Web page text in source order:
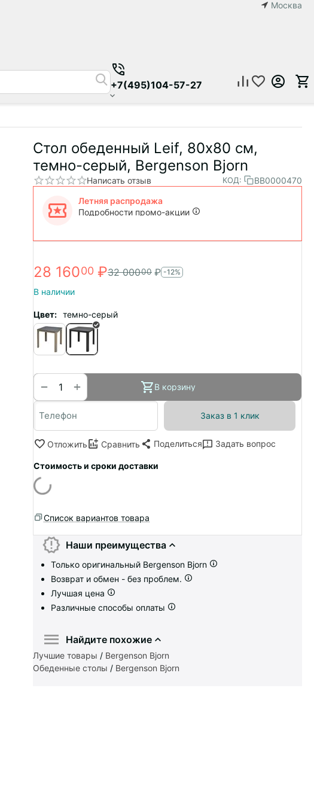
Москва
+7(495)104-57-27
Стол обеденный Leif, 80х80 см,
темно-серый, Bergenson Bjorn
Написать отзыв КОД: BB0000470
Летняя распродажа
Подробности промо-акции
28 16000 ₽32 00000 ₽ -12%
В наличии
Цвет: темно-серый
+
− В корзину
Заказ в 1 клик
Отложить Сравнить Поделиться Задать вопрос
Стоимость и сроки доставки
Список вариантов товара
Наши преимущества
Только оригинальный Bergenson Bjorn
Возврат и обмен - без проблем.
Лучшая цена
Различные способы оплаты
Найдите похожие
Лучшие товары / Bergenson Bjorn
Обеденные столы / Bergenson Bjorn